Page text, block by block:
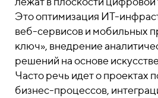
Это оптимизация ИТ-
веб-сервисов и мобильных
ключ», внедрение
решений на основе
Часто речь идет о проектах
бизнес-процессов,